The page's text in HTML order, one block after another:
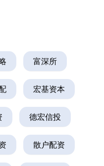
富深所
宏基资本
德宏信投
散户配资